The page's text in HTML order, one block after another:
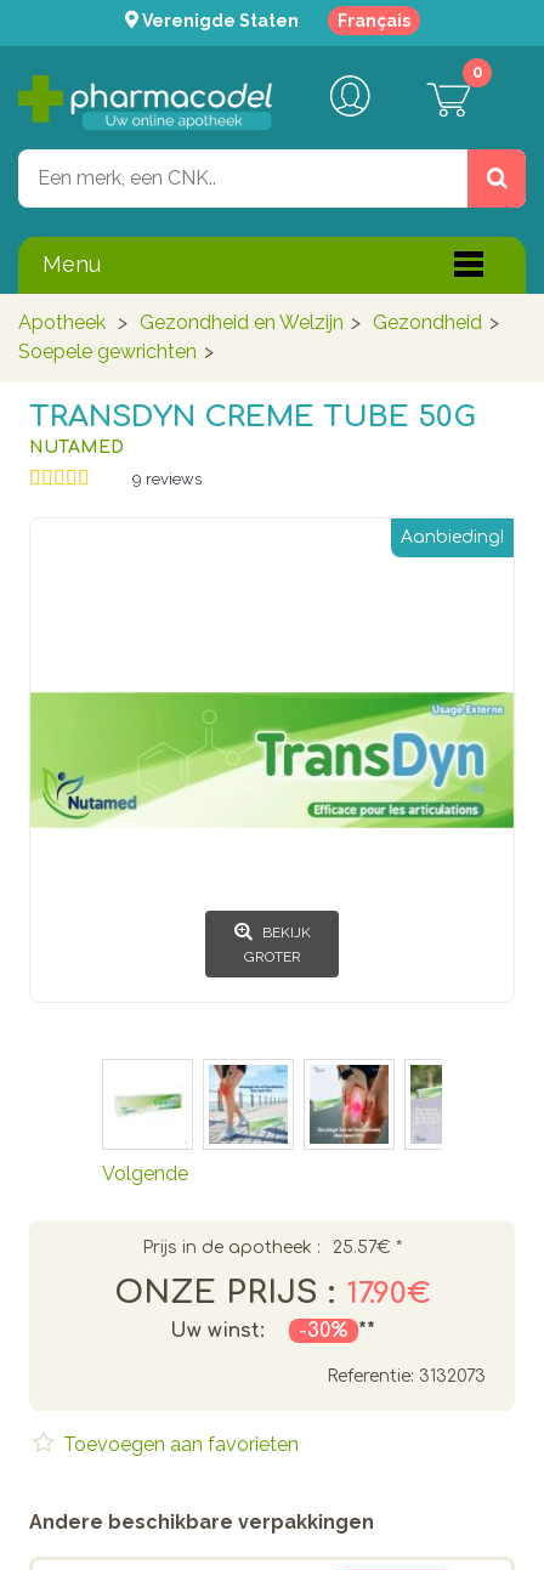
Verenigde Staten Français
0
Menu
Apotheek > Gezondheid en Welzijn > Gezondheid >
Soepele gewrichten >
TRANSDYN CREME TUBE 50G
NUTAMED
9 reviews
Aanbieding!
BEKIJK
GROTER
Volgende
Prijs in de apotheek : 25.57€ *
ONZE PRIJS : 17.90€
Uw winst: -30% **
Referentie: 3132073
Toevoegen aan favorieten
Andere beschikbare verpakkingen